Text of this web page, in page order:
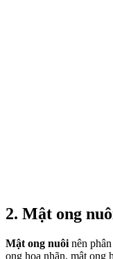
2. Mật ong
Mật ong nuôi nên
ong hoa nhãn, mật ong